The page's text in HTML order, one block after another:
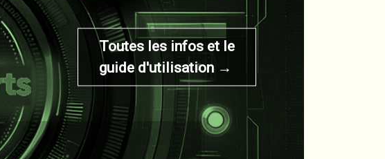
Toutes les infos et le
guide d'utilisation →